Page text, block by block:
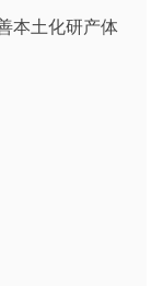
本土化研产体